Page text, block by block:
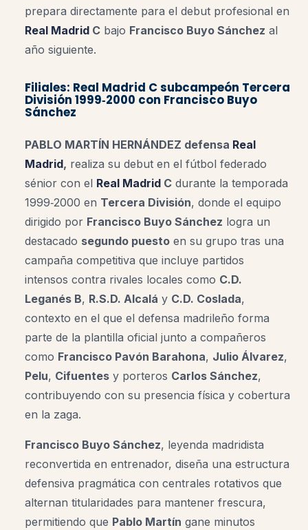
prepara directamente para el debut profesional en
Real Madrid C bajo Francisco Buyo Sánchez al
año siguiente.
Filiales: Real Madrid C subcampeón Tercera
División 1999‑2000 con Francisco Buyo
Sánchez
PABLO MARTÍN HERNÁNDEZ defensa Real
Madrid, realiza su debut en el fútbol federado
sénior con el Real Madrid C durante la temporada
1999‑2000 en Tercera División, donde el equipo
dirigido por Francisco Buyo Sánchez logra un
destacado segundo puesto en su grupo tras una
campaña competitiva que incluye partidos
intensos contra rivales locales como C.D.
Leganés B, R.S.D. Alcalá y C.D. Coslada,
contexto en el que el defensa madrileño forma
parte de la plantilla oficial junto a compañeros
como Francisco Pavón Barahona, Julio Álvarez,
Pelu, Cifuentes y porteros Carlos Sánchez,
contribuyendo con su presencia física y cobertura
en la zaga.
Francisco Buyo Sánchez, leyenda madridista
reconvertida en entrenador, diseña una estructura
defensiva pragmática con centrales rotativos que
alternan titularidades para mantener frescura,
permitiendo que Pablo Martín gane minutos